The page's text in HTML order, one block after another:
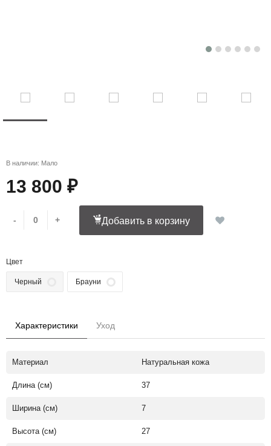
В наличии: Мало
13 800 ₽
- + Добавить в корзину
Цвет
Черный Брауни
Характеристики Уход
Материал Натуральная кожа
Длина (см) 37
Ширина (см) 7
Высота (см) 27